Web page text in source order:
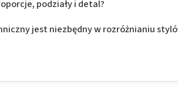
podziały i detal?
jest niezbędny w rozróżnianiu